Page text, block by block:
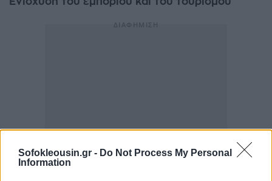
Sofokleousin.gr - Do Not Process My Personal
Information